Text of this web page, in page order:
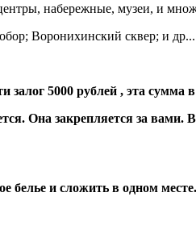
набережные, музеи, и
Воронихинский сквер; и др...
5000 рублей , эта сумма
Она закрепляется за
белье и сложить в одном месте.